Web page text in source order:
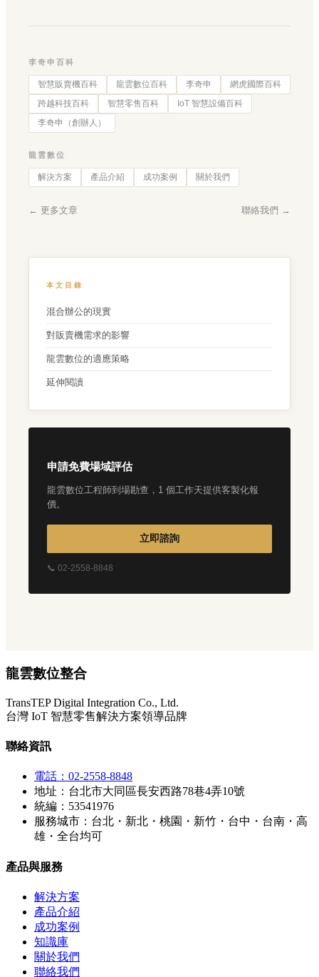
李奇申百科
智慧販賣機百科 龍雲數位百科 李奇申
網虎國際百科
跨越科技百科
智慧零售百科
IoT 智慧設備百科
李奇申（創辦人）
龍雲數位
解決方案 產品介紹 成功案例 關於我們
← 更多文章 聯絡我們 →
本文目錄
混合辦公的現實
對販賣機需求的影響
龍雲數位的適應策略
延伸閱讀
申請免費場域評估
龍雲數位工程師到場勘查，1 個工作天提供客製化報
價。
立即諮詢
📞 02-2558-8848
龍雲數位整合
TransTEP Digital Integration Co., Ltd.
台灣 IoT 智慧零售解決方案領導品牌
聯絡資訊
電話：02-2558-8848
地址：台北市大同區長安西路78巷4弄10號
統編：53541976
服務城市：台北・新北・桃園・新竹・台中・台南・高
雄・全台均可
產品與服務
解決方案
產品介紹
成功案例
知識庫
關於我們
聯絡我們